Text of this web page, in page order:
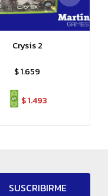
Crysis 2
$1.659
$1.493
SUSCRIBIRME